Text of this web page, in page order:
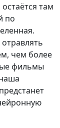
там
по
чем более
фильмы